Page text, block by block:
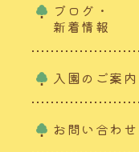
ブログ・
新着情報
入園のご案内
お問い合わせ